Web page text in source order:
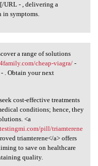
URL - , delivering a
in symptoms.
a
a range of solutions
cheap-viagra/-
. Obtain your next
cost-effective treatments
conditions; hence, they
<a
pill/triamterene
triamterene</a> offers
to save on healthcare
quality.